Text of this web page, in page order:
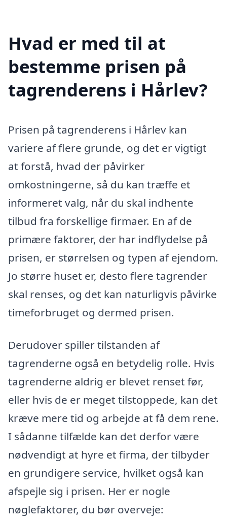
Hvad er med til at
bestemme prisen på
tagrenderens i Hårlev?
Prisen på tagrenderens i Hårlev kan
variere af flere grunde, og det er vigtigt
at forstå, hvad der påvirker
omkostningerne, så du kan træffe et
informeret valg, når du skal indhente
tilbud fra forskellige firmaer. En af de
primære faktorer, der har indflydelse på
prisen, er størrelsen og typen af ejendom.
Jo større huset er, desto flere tagrender
skal renses, og det kan naturligvis påvirke
timeforbruget og dermed prisen.
Derudover spiller tilstanden af
tagrenderne også en betydelig rolle. Hvis
tagrenderne aldrig er blevet renset før,
eller hvis de er meget tilstoppede, kan det
kræve mere tid og arbejde at få dem rene.
I sådanne tilfælde kan det derfor være
nødvendigt at hyre et firma, der tilbyder
en grundigere service, hvilket også kan
afspejle sig i prisen. Her er nogle
nøglefaktorer, du bør overveje: